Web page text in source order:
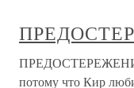
потому что Кир